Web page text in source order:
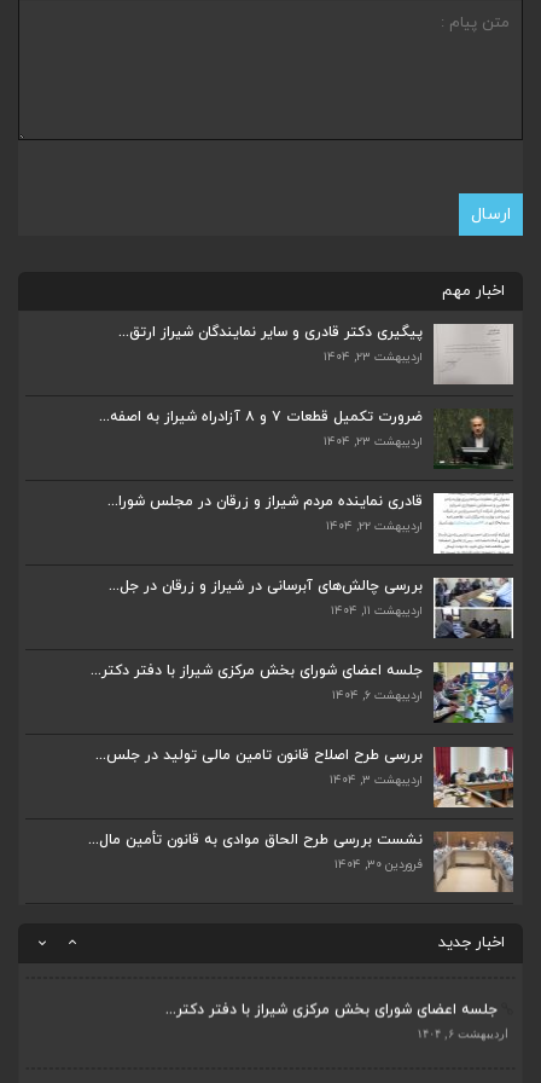
اخبار مهم
پیگیری دکتر قادری و سایر نمایندگان شیراز ارتق...
اردیبهشت ۲۳, ۱۴۰۴
ضرورت تکمیل قطعات ۷ و ۸ آزادراه شیراز به اصفه...
اردیبهشت ۲۳, ۱۴۰۴
قادری نماینده مردم شیراز و زرقان در مجلس شورا...
اردیبهشت ۲۲, ۱۴۰۴
بررسی چالش‌های آبرسانی در شیراز و زرقان در جل...
اردیبهشت ۱۱, ۱۴۰۴
جلسه اعضای شورای بخش مرکزی شیراز با دفتر دکتر...
اردیبهشت ۶, ۱۴۰۴
بررسی طرح اصلاح قانون تامین مالی تولید در جلس...
اردیبهشت ۳, ۱۴۰۴
نشست بررسی طرح الحاق موادی به قانون تأمین مال...
فروردین ۳۰, ۱۴۰۴
اخبار جدید
اردیبهشت ۲۳, ۱۴۰۴
قادری نماینده مردم شیراز و زرقان در مجلس شورا...
اردیبهشت ۲۲, ۱۴۰۴
بررسی چالش‌های آبرسانی در شیراز و زرقان در جل...
جلسه اعضای شورای بخش مرکزی شیراز با دفتر دکتر...
پیگیری دکتر قادری و سایر نمایندگان شیراز ارتق...
ضرورت تکمیل قطعات ۷ و ۸ آزادراه شیراز به اصفه...
اردیبهشت ۲۳, ۱۴۰۴
قادری نماینده مردم شیراز و زرقان در مجلس شورا...
اردیبهشت ۲۲, ۱۴۰۴
اردیبهشت ۶, ۱۴۰۴
اردیبهشت ۲۳, ۱۴۰۴
قادری نماینده مردم شیراز و زرقان در مجلس شورا...
اردیبهشت ۲۲, ۱۴۰۴